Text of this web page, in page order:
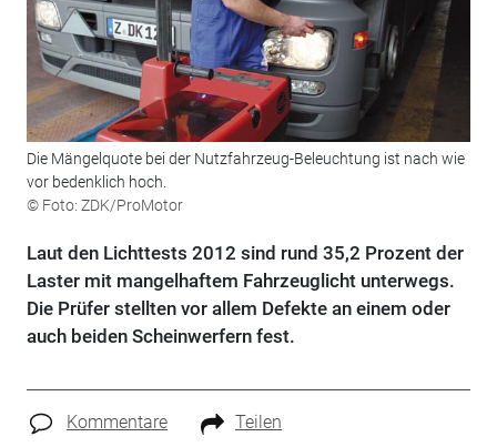
Die Mängelquote bei der Nutzfahrzeug-Beleuchtung ist nach wie
vor bedenklich hoch.
© Foto: ZDK/ProMotor
Laut den Lichttests 2012 sind rund 35,2 Prozent der
Laster mit mangelhaftem Fahrzeuglicht unterwegs.
Die Prüfer stellten vor allem Defekte an einem oder
auch beiden Scheinwerfern fest.
Kommentare Teilen